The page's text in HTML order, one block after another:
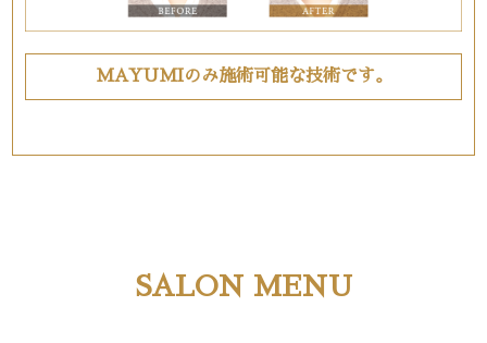
MAYUMIのみ施術可能な技術です。
SALON MENU